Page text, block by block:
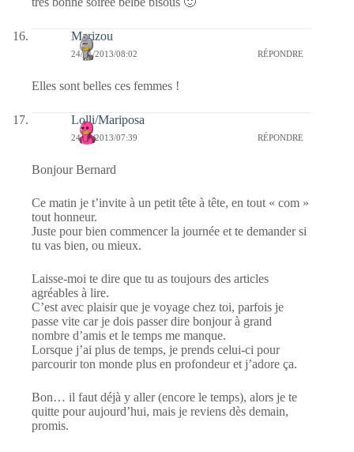
Marizou
24/01/2013/08:02 RÉPONDRE
Elles sont belles ces femmes !
Lolli/Mariposa
24/01/2013/07:39 RÉPONDRE
Bonjour Bernard
Ce matin je t’invite à un petit tête à tête, en tout « com »
tout honneur.
Juste pour bien commencer la journée et te demander si
tu vas bien, ou mieux.
Laisse-moi te dire que tu as toujours des articles
agréables à lire.
C’est avec plaisir que je voyage chez toi, parfois je
passe vite car je dois passer dire bonjour à grand
nombre d’amis et le temps me manque.
Lorsque j’ai plus de temps, je prends celui-ci pour
parcourir ton monde plus en profondeur et j’adore ça.
Bon… il faut déjà y aller (encore le temps), alors je te
quitte pour aujourd’hui, mais je reviens dès demain,
promis.